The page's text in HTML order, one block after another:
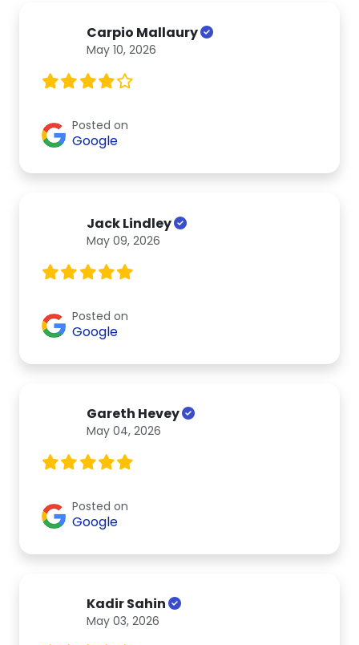
Carpio Mallaury
May 10, 2026
Posted on
Google
Jack Lindley
May 09, 2026
Posted on
Google
Gareth Hevey
May 04, 2026
Posted on
Google
Kadir Sahin
May 03, 2026